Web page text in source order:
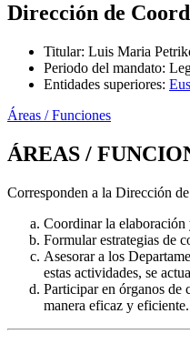
Dirección de
Titular: Luis Maria
Periodo del mandato:
Entidades superiores:
Áreas / Funciones
ÁREAS /
Corresponden a la Dirección
Coordinar la elaboración
Formular estrategias de
Asesorar a los
estas actividades, se
Participar en órganos de
manera eficaz y eficiente.